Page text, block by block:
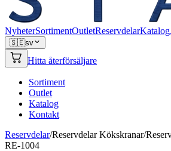
NyheterSortimentOutletReservdelarKatalog
🇸🇪sv
Hitta återförsäljare
Sortiment
Outlet
Katalog
Kontakt
Reservdelar/Reservdelar Kökskranar/
RE-1004